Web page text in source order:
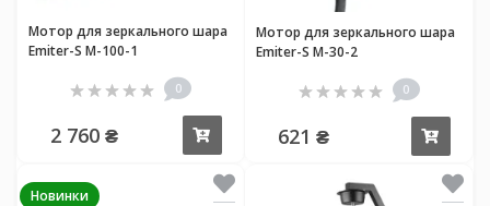
Мотор для зеркального шара
Emiter-S M-100-1
0
2 760 ₴
Мотор для зеркального шара
Emiter-S M-30-2
0
621 ₴
Новинки